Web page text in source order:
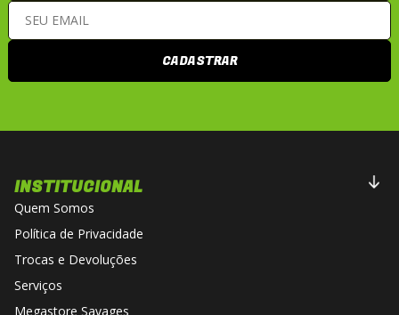
CADASTRAR
INSTITUCIONAL
Quem Somos
Política de Privacidade
Trocas e Devoluções
Serviços
Megastore Savages